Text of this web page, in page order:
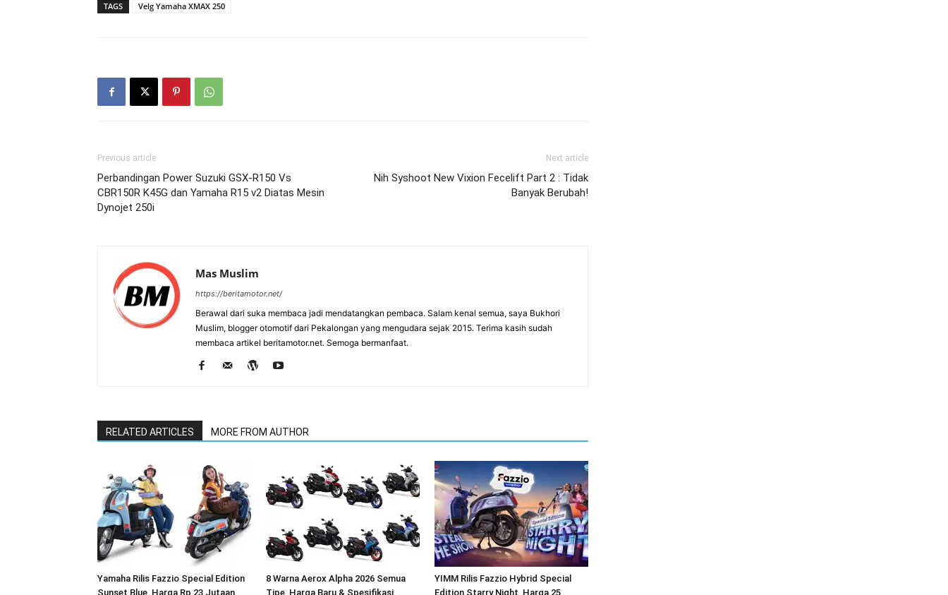
TAGS Velg Yamaha XMAX 250
Previous article
Perbandingan Power Suzuki GSX-R150 Vs
CBR150R K45G dan Yamaha R15 v2 Diatas Mesin
Dynojet 250i
Next article
Nih Syshoot New Vixion Fecelift Part 2 : Tidak
Banyak Berubah!
Mas Muslim
https://beritamotor.net/
Berawal dari suka membaca jadi mendatangkan pembaca. Salam kenal semua, saya Bukhori
Muslim, blogger otomotif dari Pekalongan yang mengudara sejak 2015. Terima kasih sudah
membaca artikel beritamotor.net. Semoga bermanfaat.
RELATED ARTICLES MORE FROM AUTHOR
Yamaha Rilis Fazzio Special Edition
Sunset Blue, Harga Rp 23 Jutaan
8 Warna Aerox Alpha 2026 Semua
Tipe, Harga Baru & Spesifikasi
YIMM Rilis Fazzio Hybrid Special
Edition Starry Night, Harga 25